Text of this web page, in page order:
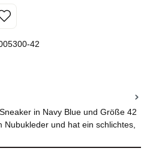
Wert ein oder benutze die
42
in Navy Blue und Größe 42
Nubukleder und hat ein schlichtes,